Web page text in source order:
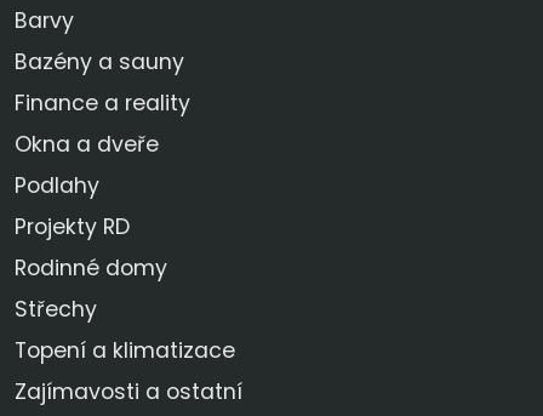
Barvy
Bazény a sauny
Finance a reality
Okna a dveře
Podlahy
Projekty RD
Rodinné domy
Střechy
Topení a klimatizace
Zajímavosti a ostatní